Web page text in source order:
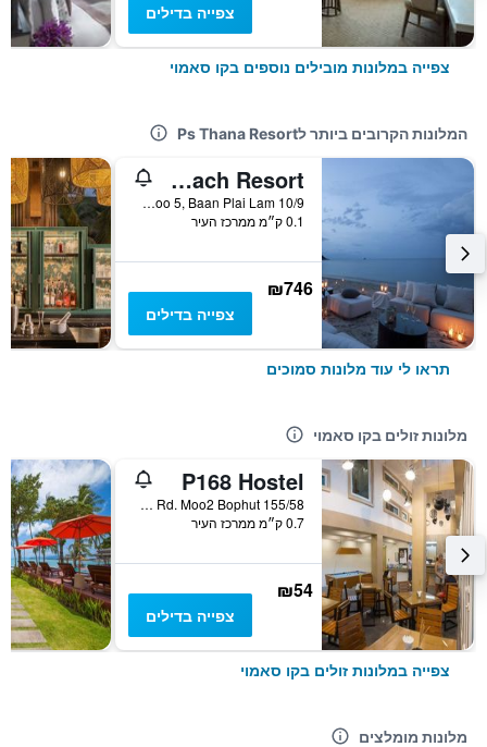
צפייה בדילים
צפייה במלונות מובילים נוספים בקו סאמוי
המלונות הקרובים ביותר לPs Thana Resort
Sala Samui Choengmon Beach Resort
10/9 Moo 5, Baan Plai Lam, קו סאמוי, תאילנד
0.1 ק״מ ממרכז העיר
₪746
צפייה בדילים
תראו לי עוד מלונות סמוכים
מלונות זולים בקו סאמוי
P168 Hostel
155/58 Chaweng Beach Rd. Moo2 Bophut, קו סאמוי, תאילנד
0.7 ק״מ ממרכז העיר
₪54
צפייה בדילים
צפייה במלונות זולים בקו סאמוי
מלונות מומלצים